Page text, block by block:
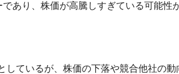
あり、株価が高騰しすぎている可能性
ているが、株価の下落や競合他社の動